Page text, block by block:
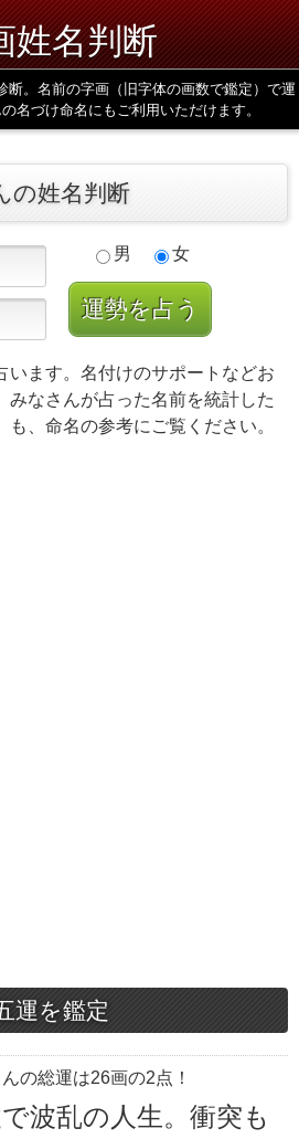
姓名判断
断。名前の字画（旧字体の画数で鑑定）で運
名づけ命名にもご利用いただけます。
の姓名判断
男 女
います。名付けのサポートなどお
みなさんが占った名前を統計した
も、命名の参考にご覧ください。
運を鑑定
の総運は26画の2点！
波乱の人生。衝突も